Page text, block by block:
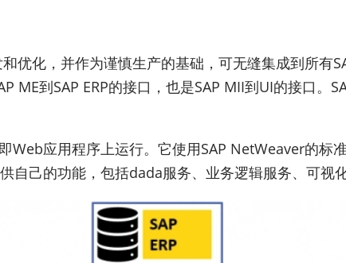
优化，并作为谨慎生产的基础，可无缝集成到所有
ME到SAP ERP的接口，也是SAP MII到UI的接口。
Web应用程序上运行。它使用SAP NetWeaver的标
自己的功能，包括dada服务、业务逻辑服务、可视